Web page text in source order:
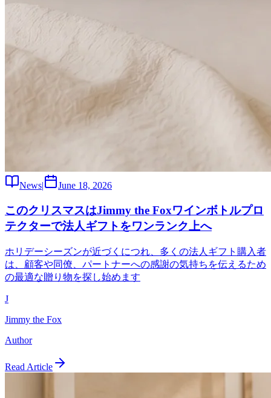
News| June 18, 2026
このクリスマスはJimmy the Foxワインボトルプロ
テクターで法人ギフトをワンランク上へ
ホリデーシーズンが近づくにつれ、多くの法人ギフト購入者
は、顧客や同僚、パートナーへの感謝の気持ちを伝えるため
の最適な贈り物を探し始めます
J
Jimmy the Fox
Author
Read Article